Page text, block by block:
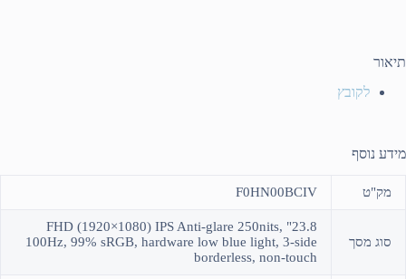
תיאור
לקובץ
מידע נוסף
מק"ט F0HN00BCIV
סוג מסך
23.8" FHD (1920×1080) IPS Anti-glare 250nits,
100Hz, 99% sRGB, hardware low blue light, 3-side
borderless, non-touch